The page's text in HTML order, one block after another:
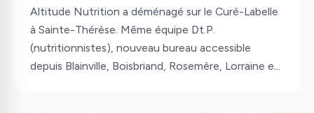
Altitude Nutrition a déménagé sur le Curé-Labelle
à Sainte-Thérèse. Même équipe Dt.P.
(nutritionnistes), nouveau bureau accessible
depuis Blainville, Boisbriand, Rosemère, Lorraine et